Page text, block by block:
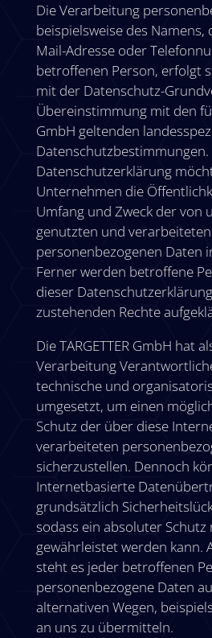
Die Verarbeitung
beispielsweise des Namens,
Mail-Adresse oder
betroffenen Person, erfolgt
mit der Datenschutz-
Übereinstimmung mit den
GmbH geltenden
Datenschutzerklärung
Unternehmen die
Umfang und Zweck der von
genutzten und verarbeiteten
personenbezogenen Daten
Ferner werden betroffene
dieser
zustehenden Rechte
Die TARGETTER GmbH hat
Verarbeitung
technische und
umgesetzt, um einen
Schutz der über diese
verarbeiteten
sicherzustellen. Dennoch
Internetbasierte
grundsätzlich
sodass ein absoluter Schutz
gewährleistet werden kann.
steht es jeder betroffenen
personenbezogene Daten
alternativen Wegen,
an uns zu übermitteln.